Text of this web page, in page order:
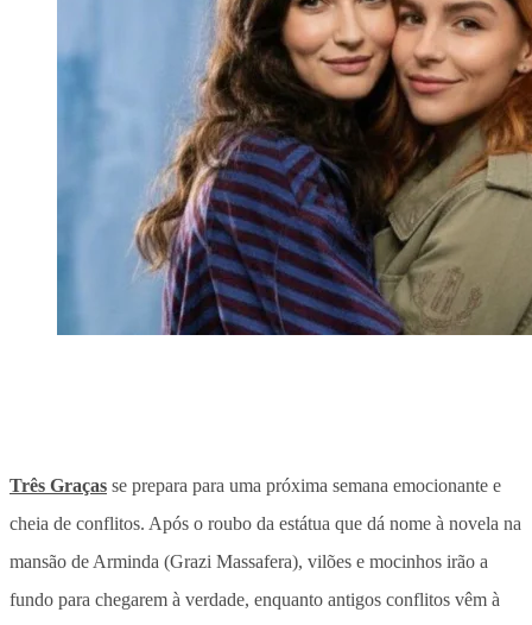
Três Graças se prepara para uma próxima semana emocionante e
cheia de conflitos. Após o roubo da estátua que dá nome à novela na
mansão de Arminda (Grazi Massafera), vilões e mocinhos irão a
fundo para chegarem à verdade, enquanto antigos conflitos vêm à